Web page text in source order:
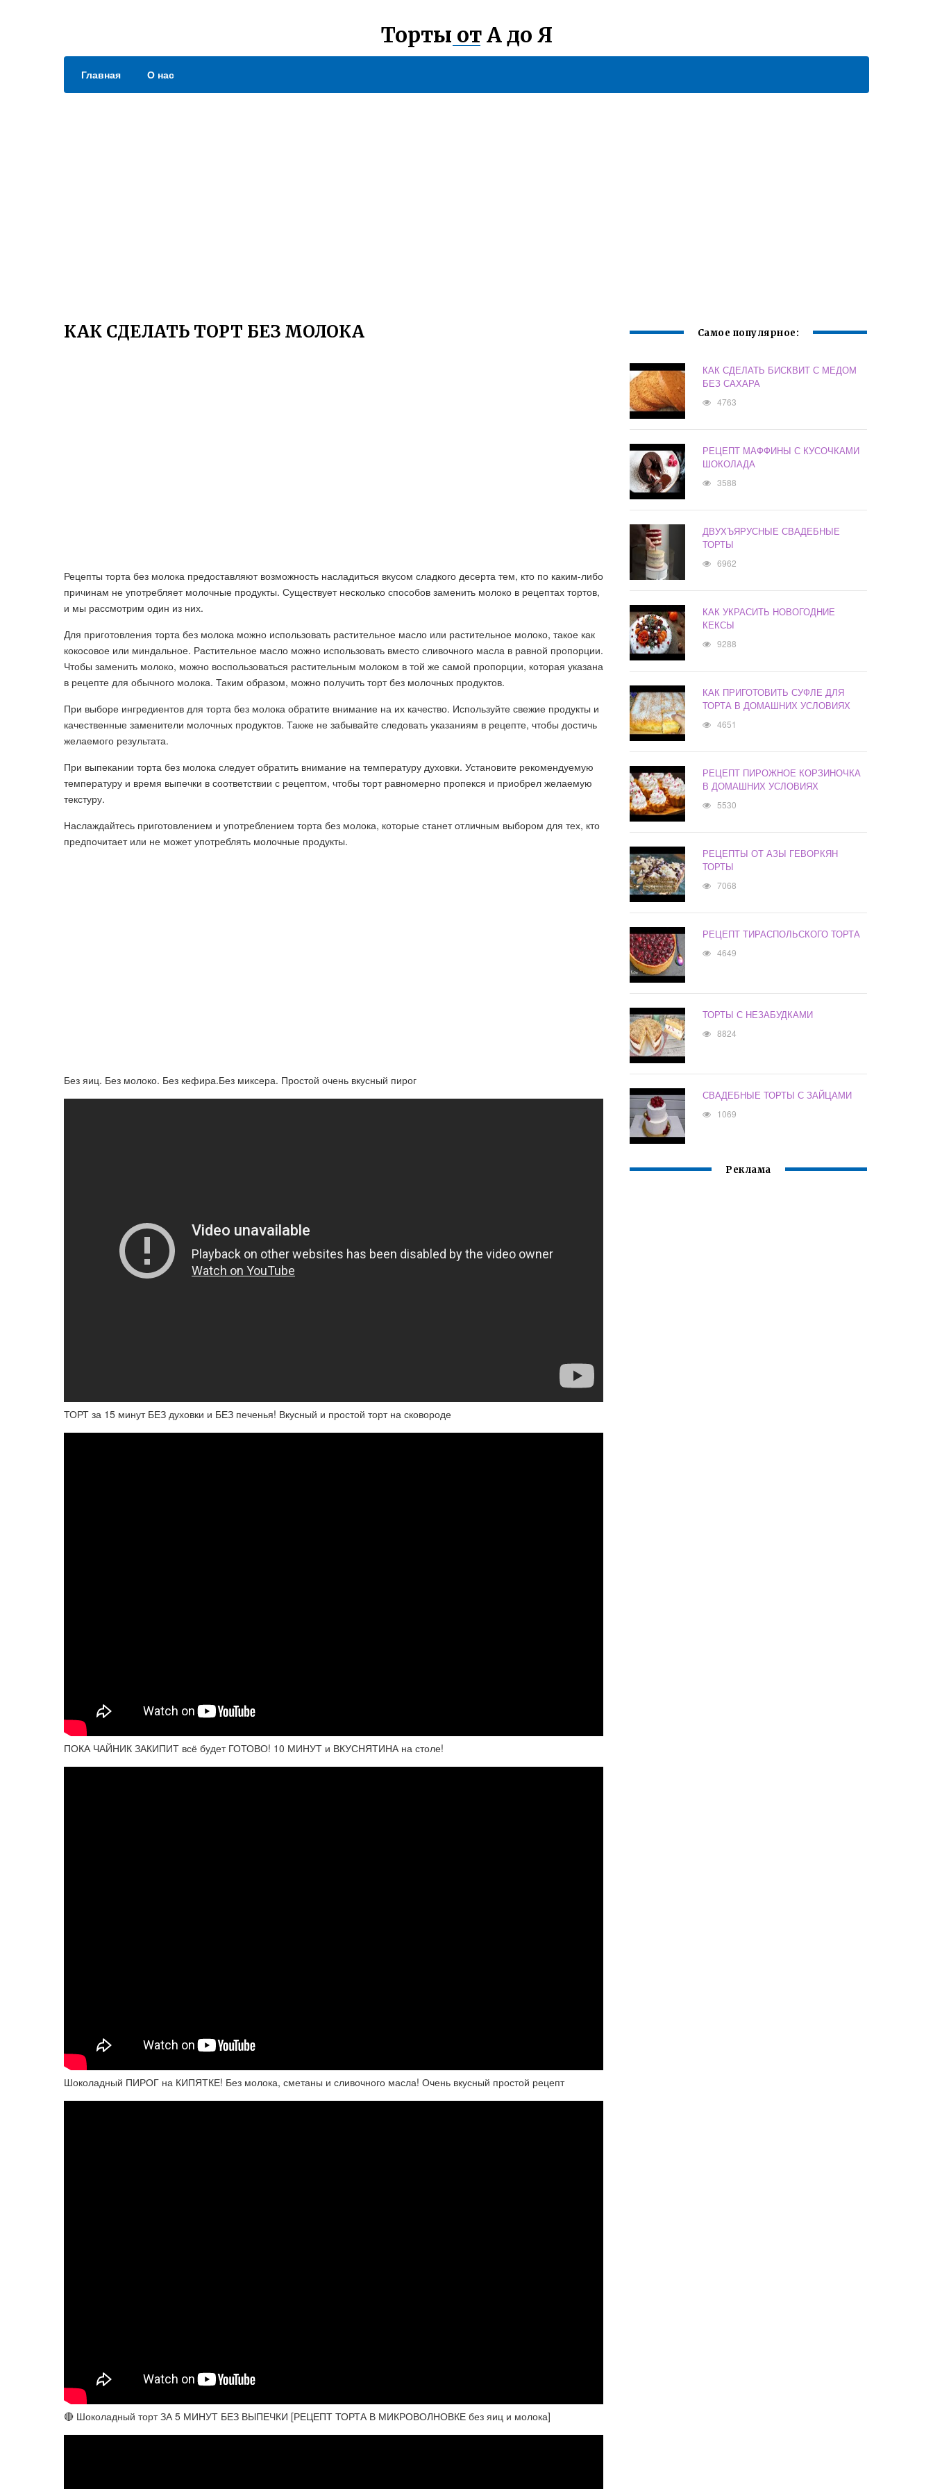
Торты от А до Я
Главная О нас
КАК СДЕЛАТЬ ТОРТ БЕЗ МОЛОКА
Рецепты торта без молока предоставляют возможность насладиться вкусом сладкого десерта тем, кто по каким-либо
причинам не употребляет молочные продукты. Существует несколько способов заменить молоко в рецептах тортов,
и мы рассмотрим один из них.
Для приготовления торта без молока можно использовать растительное масло или растительное молоко, такое как
кокосовое или миндальное. Растительное масло можно использовать вместо сливочного масла в равной пропорции.
Чтобы заменить молоко, можно воспользоваться растительным молоком в той же самой пропорции, которая указана
в рецепте для обычного молока. Таким образом, можно получить торт без молочных продуктов.
При выборе ингредиентов для торта без молока обратите внимание на их качество. Используйте свежие продукты и
качественные заменители молочных продуктов. Также не забывайте следовать указаниям в рецепте, чтобы достичь
желаемого результата.
При выпекании торта без молока следует обратить внимание на температуру духовки. Установите рекомендуемую
температуру и время выпечки в соответствии с рецептом, чтобы торт равномерно пропекся и приобрел желаемую
текстуру.
Наслаждайтесь приготовлением и употреблением торта без молока, которые станет отличным выбором для тех, кто
предпочитает или не может употреблять молочные продукты.
Без яиц. Без молоко. Без кефира.Без миксера. Простой очень вкусный пирог
ТОРТ за 15 минут БЕЗ духовки и БЕЗ печенья! Вкусный и простой торт на сковороде
ПОКА ЧАЙНИК ЗАКИПИТ всё будет ГОТОВО! 10 МИНУТ и ВКУСНЯТИНА на столе!
Шоколадный ПИРОГ на КИПЯТКЕ! Без молока, сметаны и сливочного масла! Очень вкусный простой рецепт
🔴 Шоколадный торт ЗА 5 МИНУТ БЕЗ ВЫПЕЧКИ [РЕЦЕПТ ТОРТА В МИКРОВОЛНОВКЕ без яиц и молока]
Самое популярное:
КАК СДЕЛАТЬ БИСКВИТ С МЕДОМ
БЕЗ САХАРА
4763
РЕЦЕПТ МАФФИНЫ С КУСОЧКАМИ
ШОКОЛАДА
3588
ДВУХЪЯРУСНЫЕ СВАДЕБНЫЕ
ТОРТЫ
6962
КАК УКРАСИТЬ НОВОГОДНИЕ
КЕКСЫ
9288
КАК ПРИГОТОВИТЬ СУФЛЕ ДЛЯ
ТОРТА В ДОМАШНИХ УСЛОВИЯХ
4651
РЕЦЕПТ ПИРОЖНОЕ КОРЗИНОЧКА
В ДОМАШНИХ УСЛОВИЯХ
5530
РЕЦЕПТЫ ОТ АЗЫ ГЕВОРКЯН
ТОРТЫ
7068
РЕЦЕПТ ТИРАСПОЛЬСКОГО ТОРТА
4649
ТОРТЫ С НЕЗАБУДКАМИ
8824
СВАДЕБНЫЕ ТОРТЫ С ЗАЙЦАМИ
1069
Реклама